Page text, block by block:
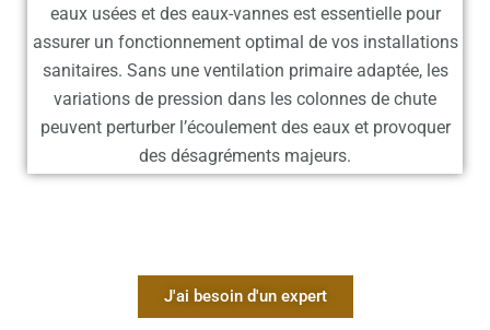
eaux usées et des eaux-vannes est essentielle pour
assurer un fonctionnement optimal de vos installations
sanitaires. Sans une ventilation primaire adaptée, les
variations de pression dans les colonnes de chute
peuvent perturber l’écoulement des eaux et provoquer
des désagréments majeurs.
J'ai besoin d'un expert